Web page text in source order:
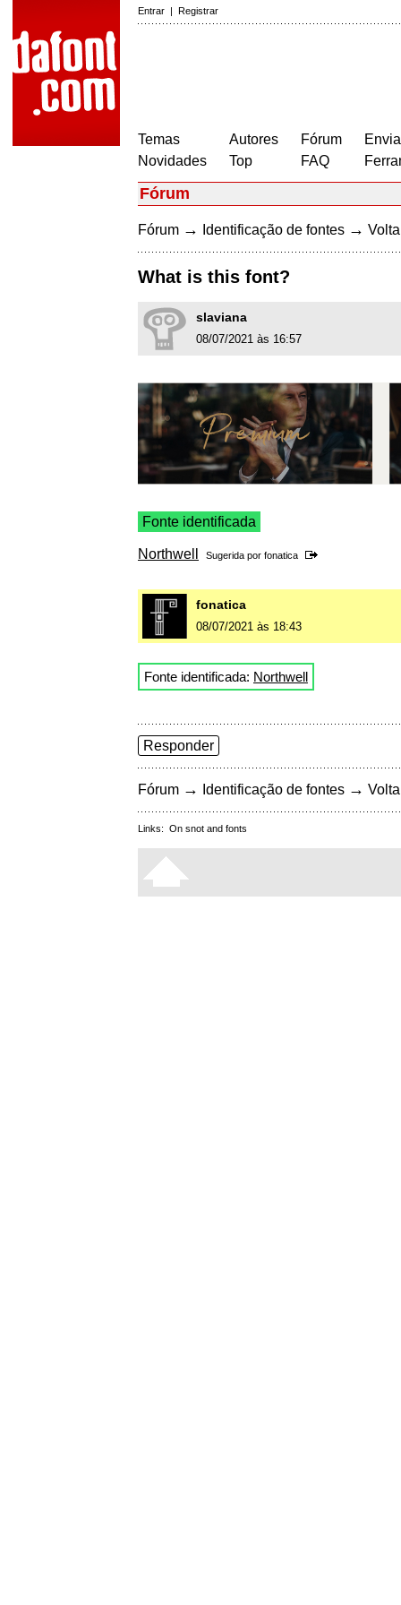
Entrar | Registrar
Temas
Novidades
Autores
Top
Fórum
FAQ
Fórum
Fórum → Identificação de fontes →
What is this font?
slaviana
08/07/2021 às 16:57
Fonte identificada
Northwell Sugerida por fonatica
fonatica
08/07/2021 às 18:43
Fonte identificada: Northwell
Responder
Fórum → Identificação de fontes →
Links: On snot and fonts